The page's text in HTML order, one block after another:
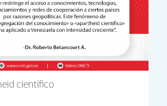
científico